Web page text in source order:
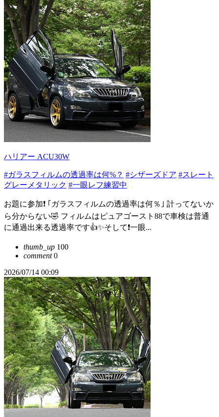
ハリアー ACU30W
#ガラスフィルムの透過率は何%？ #シザーズドア #スレート
グレーメタリック #一眼レフ練習中
お題に参加❗ ｢ガラスフィルムの透過率は何％｣ 計ってないか
ら分からない🤣 フィルムはピュアゴースト88で車検は普通
に通過出来る透過率です👍✨そして❗一眼...
thumb_up 100
comment0
2026/07/14 00:09